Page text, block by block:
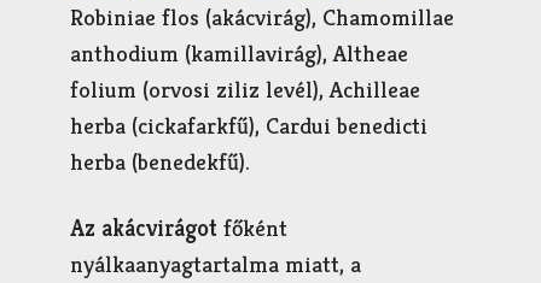
Robiniae flos (akácvirág), Chamomillae
anthodium (kamillavirág), Altheae
folium (orvosi ziliz levél), Achilleae
herba (cickafarkfű), Cardui benedicti
herba (benedekfű).
Az akácvirágot főként
nyálkaanyagtartalma miatt, a